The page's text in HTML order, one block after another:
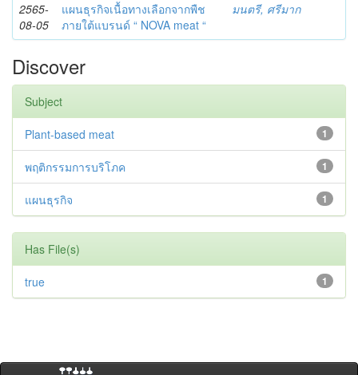
2565-
08-05
แผนธุรกิจเนื้อทางเลือกจากพืช
ภายใต้แบรนด์ “ NOVA meat “
มนตรี, ศรีมาก
Discover
Subject
1
Plant-based meat
1
พฤติกรรมการบริโภค
1
แผนธุรกิจ
Has File(s)
1
true